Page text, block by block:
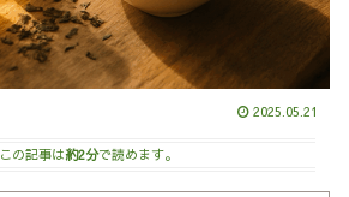
2025.05.21
この記事は約2分で読めます。